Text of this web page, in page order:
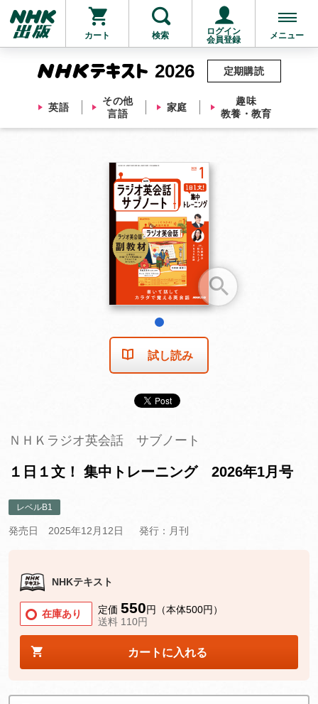
カート 検索
ログイン
会員登録
メニュー
2026
英語
その他
言語
家庭
趣味
教養・教育
定期購読
他にも商品を買う
試し読み
ＮＨＫラジオ英会話 サブノート
１日１文！ 集中トレーニング 2026年1月号
レベルB1
発売日 2025年12月12日 発行：月刊
NHKテキスト
在庫あり 定価 550円（本体500円）
送料 110円
カートに入れる